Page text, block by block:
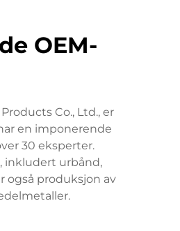
OEM-
Co., Ltd., er
en imponerende
30 eksperter.
inkludert urbånd,
også produksjon av